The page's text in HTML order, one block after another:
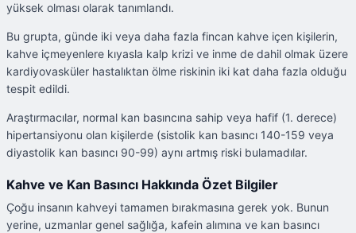
yüksek olması olarak tanımlandı.
Bu grupta, günde iki veya daha fazla fincan kahve içen kişilerin,
kahve içmeyenlere kıyasla kalp krizi ve inme de dahil olmak üzere
kardiyovasküler hastalıktan ölme riskinin iki kat daha fazla olduğu
tespit edildi.
Araştırmacılar, normal kan basıncına sahip veya hafif (1. derece)
hipertansiyonu olan kişilerde (sistolik kan basıncı 140-159 veya
diyastolik kan basıncı 90-99) aynı artmış riski bulamadılar.
Kahve ve Kan Basıncı Hakkında Özet Bilgiler
Çoğu insanın kahveyi tamamen bırakmasına gerek yok. Bunun
yerine, uzmanlar genel sağlığa, kafein alımına ve kan basıncı